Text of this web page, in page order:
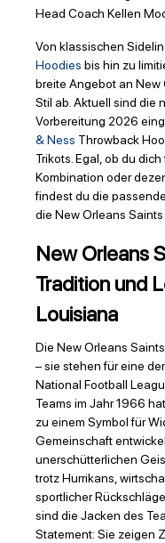
Head Coach Kellen
Von klassischen
Hoodies bis hin zu
breite Angebot an
Stil ab. Aktuell sind die
Vorbereitung 2026
& Ness Throwback
Trikots. Egal, ob du
Kombination oder
findest du die
die New Orleans
New Orleans
Tradition und
Louisiana
Die New Orleans
– sie stehen für eine
National Football
Teams im Jahr 1966
zu einem Symbol für
Gemeinschaft
unerschütterlichen
trotz Hurrikans,
sportlicher
sind die Jacken des
Statement: Sie zeigen